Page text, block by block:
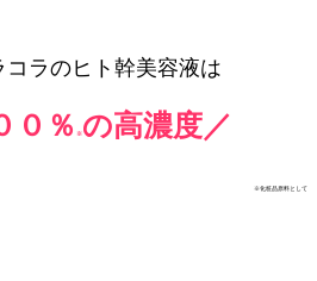
ラのヒト幹美容液は
０％ ※ の高濃度／
※化粧品原料として